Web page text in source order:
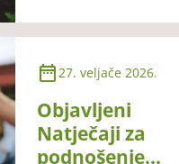
za očuvanje,
korištenje i
razvoj genetskih
izvora u
poljoprivredi za
27. veljače 2026.
Objavljeni
Natječaji za
podnošenje